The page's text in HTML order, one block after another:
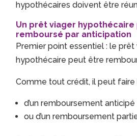
hypothécaires doivent être
Un prêt viager
remboursé par anticipation
Premier point essentiel : le prêt
hypothécaire peut être
Comme tout crédit, il peut faire
d’un remboursement
ou d’un remboursement